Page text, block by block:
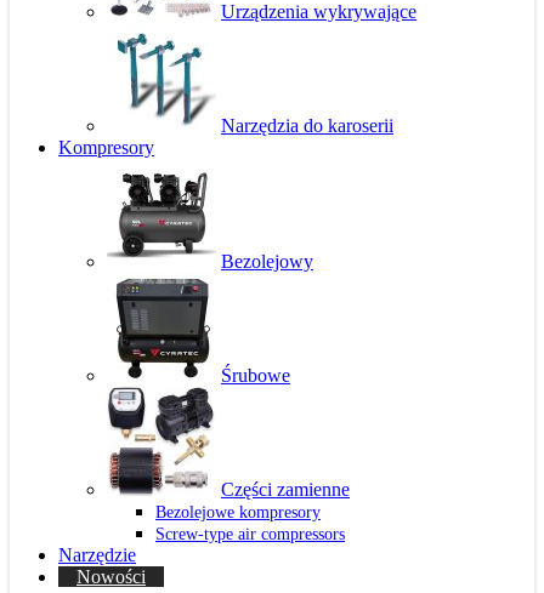
Urządzenia wykrywające
Narzędzia do karoserii
Kompresory
Bezolejowy
Śrubowe
Części zamienne
Bezolejowe kompresory
Screw-type air compressors
Narzędzie
Nowości